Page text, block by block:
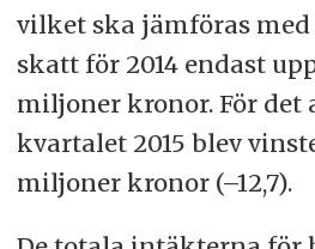
vilket ska jämföras
skatt för 2014 endast
miljoner kronor. För det
kvartalet 2015 blev
miljoner kronor (–12,7).